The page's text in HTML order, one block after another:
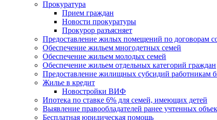
Прокуратура
Прием граждан
Новости прокуратуры
Прокурор разъясняет
Предоставление жилых помещений по договорам
Обеспечение жильем многодетных семей
Обеспечение жильем молодых семей
Обеспечение жильем отдельных категорий граждан
Предоставление жилищных субсидий работникам
Жилье в кредит
Новостройки ВИФ
Ипотека по ставке 6% для семей, имеющих детей
Выявление правообладателей ранее учтенных
Бесплатная юридическая помощь